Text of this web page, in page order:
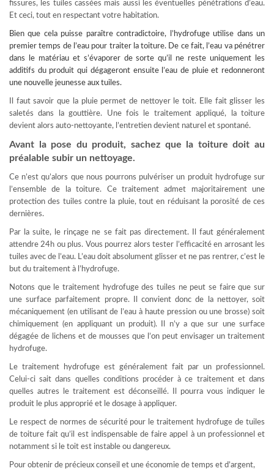
fissures, les tuiles cassées mais aussi les éventuelles pénétrations d’eau.
Et ceci, tout en respectant votre habitation.
Bien que cela puisse paraître contradictoire, l’hydrofuge utilise dans un
premier temps de l’eau pour traiter la toiture. De ce fait, l’eau va pénétrer
dans le matériau et s’évaporer de sorte qu’il ne reste uniquement les
additifs du produit qui dégageront ensuite l’eau de pluie et redonneront
une nouvelle jeunesse aux tuiles.
Il faut savoir que la pluie permet de nettoyer le toit. Elle fait glisser les
saletés dans la gouttière. Une fois le traitement appliqué, la toiture
devient alors auto-nettoyante, l’entretien devient naturel et spontané.
Avant la pose du produit, sachez que la toiture doit au
préalable subir un nettoyage.
Ce n’est qu’alors que nous pourrons pulvériser un produit hydrofuge sur
l’ensemble de la toiture. Ce traitement admet majoritairement une
protection des tuiles contre la pluie, tout en réduisant la porosité de ces
dernières.
Par la suite, le rinçage ne se fait pas directement. Il faut généralement
attendre 24h ou plus. Vous pourrez alors tester l’efficacité en arrosant les
tuiles avec de l’eau. L’eau doit absolument glisser et ne pas rentrer, c’est le
but du traitement à l’hydrofuge.
Notons que le traitement hydrofuge des tuiles ne peut se faire que sur
une surface parfaitement propre. Il convient donc de la nettoyer, soit
mécaniquement (en utilisant de l’eau à haute pression ou une brosse) soit
chimiquement (en appliquant un produit). Il n’y a que sur une surface
dégagée de lichens et de mousses que l’on peut envisager un traitement
hydrofuge.
Le traitement hydrofuge est généralement fait par un professionnel.
Celui-ci sait dans quelles conditions procéder à ce traitement et dans
quelles autres le traitement est déconseillé. Il pourra vous indiquer le
produit le plus approprié et le dosage à appliquer.
Le respect de normes de sécurité pour le traitement hydrofuge de tuiles
de toiture fait qu’il est indispensable de faire appel à un professionnel et
notamment si le toit est instable ou dangereux.
Pour obtenir de précieux conseil et une économie de temps et d’argent,